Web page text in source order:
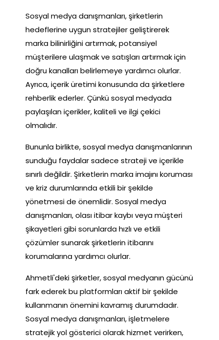
Sosyal medya danışmanları, şirketlerin
hedeflerine uygun stratejiler geliştirerek
marka bilinirliğini artırmak, potansiyel
müşterilere ulaşmak ve satışları artırmak için
doğru kanalları belirlemeye yardımcı olurlar.
Ayrıca, içerik üretimi konusunda da şirketlere
rehberlik ederler. Çünkü sosyal medyada
paylaşılan içerikler, kaliteli ve ilgi çekici
olmalıdır.
Bununla birlikte, sosyal medya danışmanlarının
sunduğu faydalar sadece strateji ve içerikle
sınırlı değildir. Şirketlerin marka imajını koruması
ve kriz durumlarında etkili bir şekilde
yönetmesi de önemlidir. Sosyal medya
danışmanları, olası itibar kaybı veya müşteri
şikayetleri gibi sorunlarda hızlı ve etkili
çözümler sunarak şirketlerin itibarını
korumalarına yardımcı olurlar.
Ahmetli'deki şirketler, sosyal medyanın gücünü
fark ederek bu platformları aktif bir şekilde
kullanmanın önemini kavramış durumdadır.
Sosyal medya danışmanları, işletmelere
stratejik yol gösterici olarak hizmet verirken,